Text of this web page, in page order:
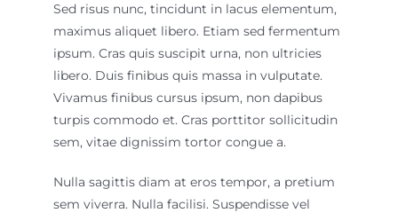
Sed risus nunc, tincidunt in lacus elementum,
maximus aliquet libero. Etiam sed fermentum
ipsum. Cras quis suscipit urna, non ultricies
libero. Duis finibus quis massa in vulputate.
Vivamus finibus cursus ipsum, non dapibus
turpis commodo et. Cras porttitor sollicitudin
sem, vitae dignissim tortor congue a.
Nulla sagittis diam at eros tempor, a pretium
sem viverra. Nulla facilisi. Suspendisse vel